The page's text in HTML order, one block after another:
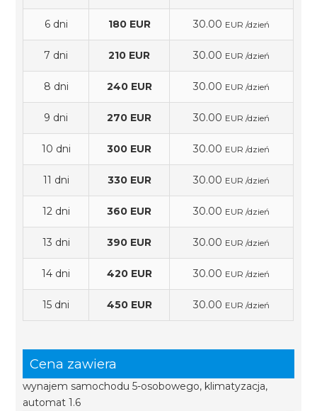
6 dni 180 EUR 30.00 EUR /dzień
7 dni 210 EUR 30.00 EUR /dzień
8 dni 240 EUR 30.00 EUR /dzień
9 dni 270 EUR 30.00 EUR /dzień
10 dni 300 EUR 30.00 EUR /dzień
11 dni 330 EUR 30.00 EUR /dzień
12 dni 360 EUR 30.00 EUR /dzień
13 dni 390 EUR 30.00 EUR /dzień
14 dni 420 EUR 30.00 EUR /dzień
15 dni 450 EUR 30.00 EUR /dzień
Cena zawiera
wynajem samochodu 5-osobowego, klimatyzacja,
automat 1.6